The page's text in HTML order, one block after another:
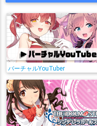
バーチャルYouTuber